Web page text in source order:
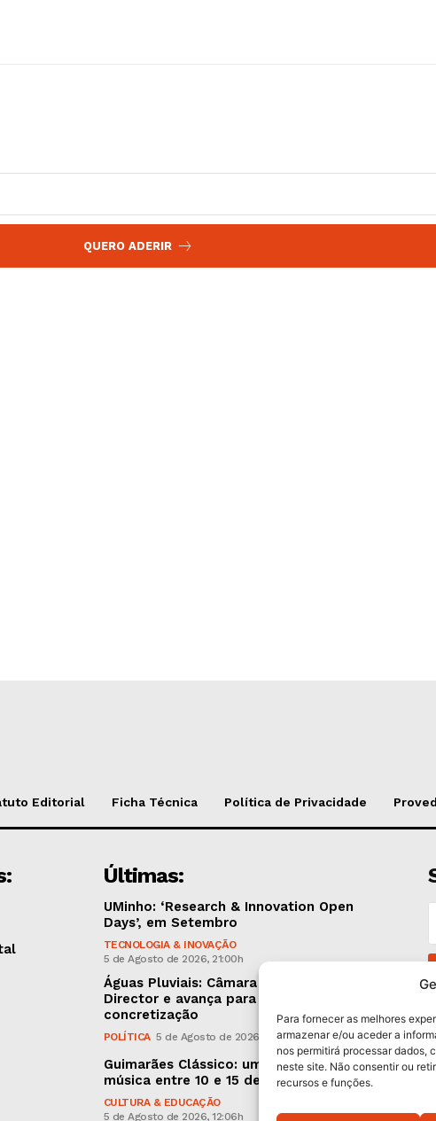
Para fornecer as melhores
armazenar e/ou aceder a
nos permitirá processar dados,
neste site. Não consentir ou
recursos e funções.
QUERO ADERIR
Editorial Ficha Técnica Política de Privacidade
Últimas:
UMinho: ‘Research & Innovation Open
Days’, em Setembro
TECNOLOGIA & INOVAÇÃO
5 de Agosto de 2026, 21:00h
Águas Pluviais: Câmara aprovou Plano
Director e avança para a sua
concretização
POLÍTICA 5 de Agosto de 2026, 15:36h
Guimarães Clássico: um festival de
música entre 10 e 15 de Agosto
CULTURA & EDUCAÇÃO
5 de Agosto de 2026, 12:06h